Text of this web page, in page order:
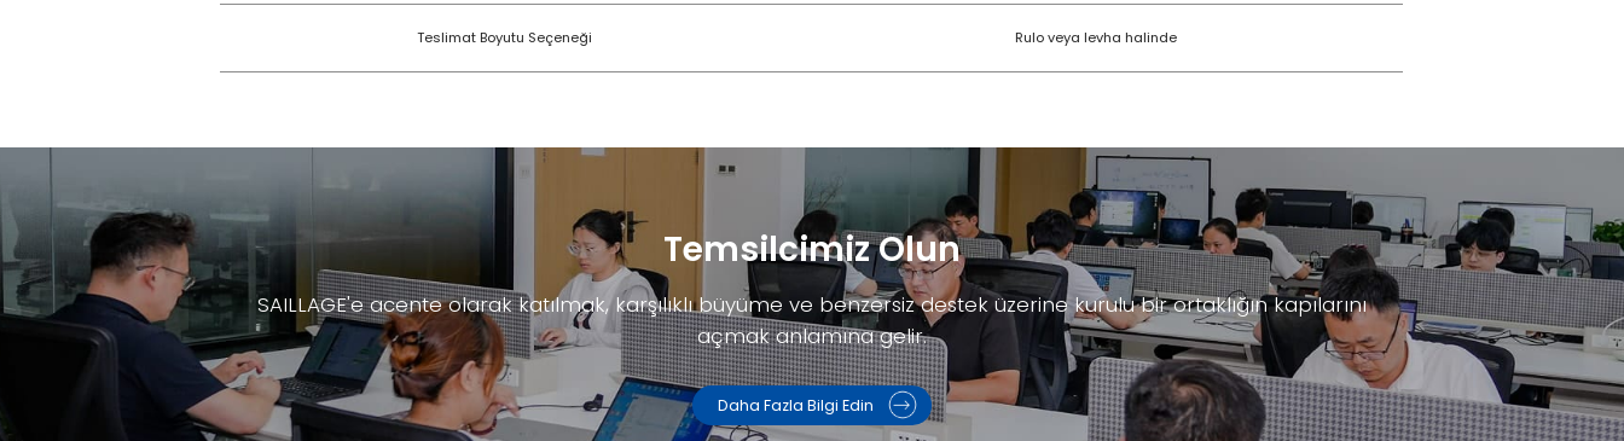
Teslimat Boyutu Seçeneği Rulo veya levha halinde
Temsilcimiz Olun
SAILLAGE'e acente olarak katılmak, karşılıklı büyüme ve benzersiz destek üzerine kurulu bir ortaklığın kapılarını
açmak anlamına gelir.
Daha Fazla Bilgi Edin